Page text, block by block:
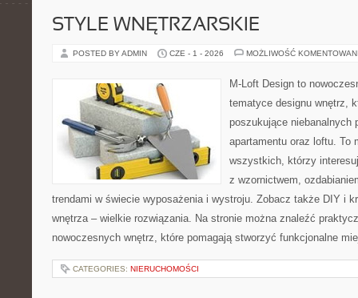
STYLE WNĘTRZARSKIE
POSTED BY ADMIN CZE - 1 - 2026 MOŻLIWOŚĆ
M-Loft Design to
tematyce designu wnętrz,
poszukujące niebanalnych
apartamentu oraz loftu. To
wszystkich, którzy
z wzornictwem,
trendami w świecie wyposażenia i wystroju. Zobacz także DIY i
wnętrza – wielkie rozwiązania. Na stronie można znaleźć
nowoczesnych wnętrz, które pomagają stworzyć funkcjonalne
CATEGORIES: NIERUCHOMOŚCI